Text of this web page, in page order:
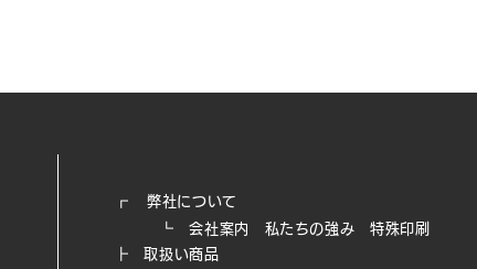
┏ 弊社について
┗会社案内 私たちの強み​
特殊印刷
┣
取扱い商品